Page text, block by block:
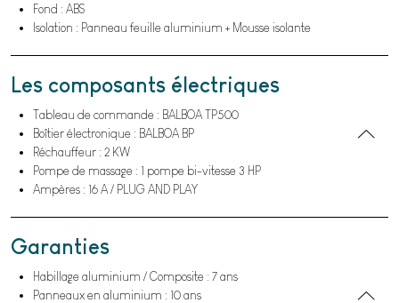
Fond : ABS
Isolation : Panneau feuille aluminium + Mousse isolante
Les composants électriques
Tableau de commande : BALBOA TP500
Boîtier électronique : BALBOA BP
Réchauffeur : 2 KW
Pompe de massage : 1 pompe bi-vitesse 3 HP
Ampères : 16 A / PLUG AND PLAY
Garanties
Habillage aluminium / Composite : 7 ans
Panneaux en aluminium : 10 ans